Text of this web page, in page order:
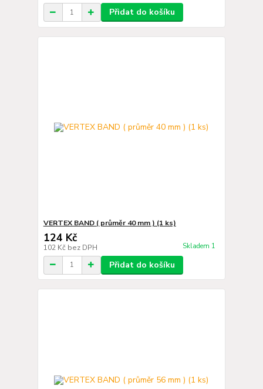
Přidat do košíku
VERTEX BAND ( průměr 40 mm ) (1 ks)
124 Kč
102 Kč bez DPH Skladem 1
Přidat do košíku